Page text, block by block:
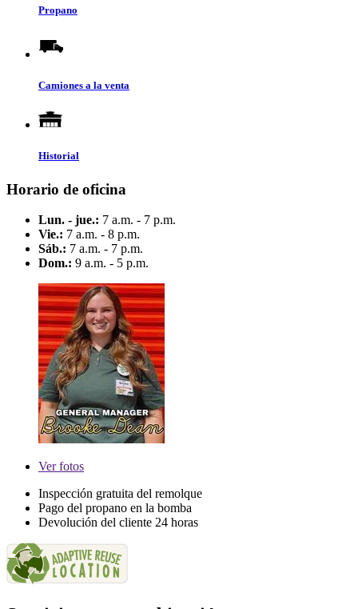
Propano
Camiones a la venta
Historial
Horario de oficina
Lun. - jue.: 7 a.m. - 7 p.m.
Vie.: 7 a.m. - 8 p.m.
Sáb.: 7 a.m. - 7 p.m.
Dom.: 9 a.m. - 5 p.m.
Verfotos
Inspección gratuita del remolque
Pago del propano en la bomba
Devolución del cliente 24 horas